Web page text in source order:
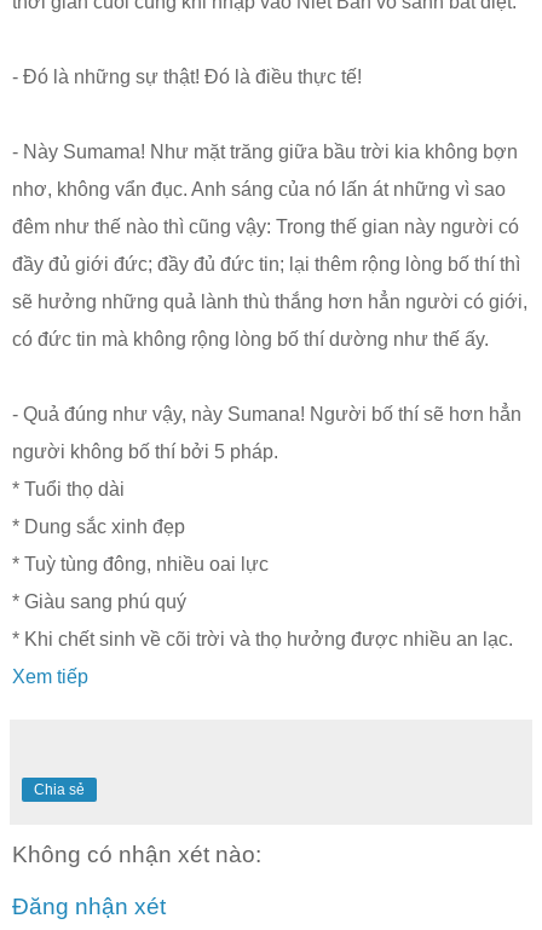
- Đó là những sự thật! Đó là điều thực tế!
- Này Sumama! Như mặt trăng giữa bầu trời kia không bợn
nhơ, không vẩn đục. Anh sáng của nó lấn át những vì sao
đêm như thế nào thì cũng vậy: Trong thế gian này người có
đầy đủ giới đức; đầy đủ đức tin; lại thêm rộng lòng bố thí thì
sẽ hưởng những quả lành thù thắng hơn hẳn người có giới,
có đức tin mà không rộng lòng bố thí dường như thế ấy.
- Quả đúng như vậy, này Sumana! Người bố thí sẽ hơn hẳn
người không bố thí bởi 5 pháp.
* Tuổi thọ dài
* Dung sắc xinh đẹp
* Tuỳ tùng đông, nhiều oai lực
* Giàu sang phú quý
* Khi chết sinh về cõi trời và thọ hưởng được nhiều an lạc.
Xem tiếp
Chia sẻ
Không có nhận xét nào:
Đăng nhận xét